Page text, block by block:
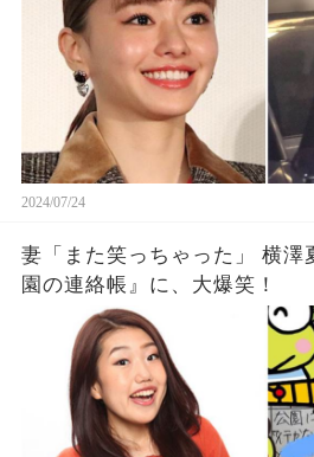
2024/07/24
妻「また笑っちゃった」 横澤
園の連絡帳』に、大爆笑！